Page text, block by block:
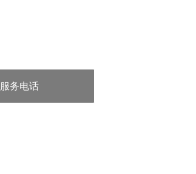
服务电话